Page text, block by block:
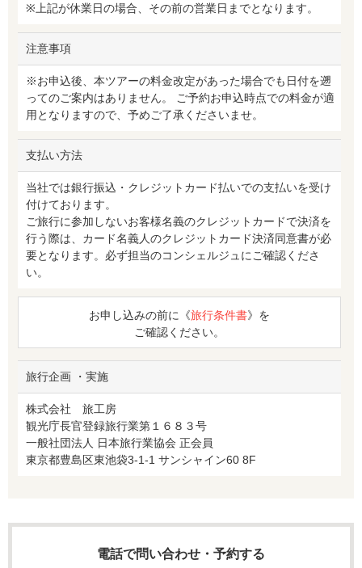
※上記が休業日の場合、その前の営業日までとなります。
注意事項
※お申込後、本ツアーの料金改定があった場合でも日付を遡
ってのご案内はありません。 ご予約お申込時点での料金が適
用となりますので、予めご了承くださいませ。
支払い方法
当社では銀行振込・クレジットカード払いでの支払いを受け
付けております。
ご旅行に参加しないお客様名義のクレジットカードで決済を
行う際は、カード名義人のクレジットカード決済同意書が必
要となります。必ず担当のコンシェルジュにご確認くださ
い。
お申し込みの前に《旅行条件書》を
ご確認ください。
旅行企画 ・実施
株式会社 旅工房
観光庁長官登録旅行業第１６８３号
一般社団法人 日本旅行業協会 正会員
東京都豊島区東池袋3-1-1 サンシャイン60 8F
電話で問い合わせ・予約する